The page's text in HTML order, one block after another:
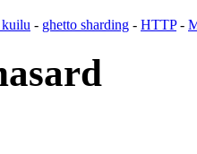
kuilu - ghetto sharding - HTTP-